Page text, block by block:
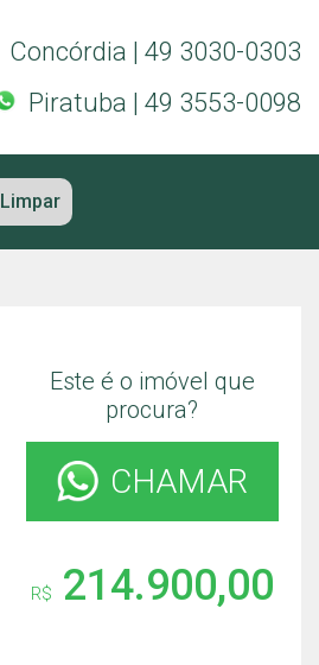
Concórdia | 49 3030-0303
Piratuba | 49 3553-0098
Limpar
Este é o imóvel que
procura?
CHAMAR
R$ 214.900,00